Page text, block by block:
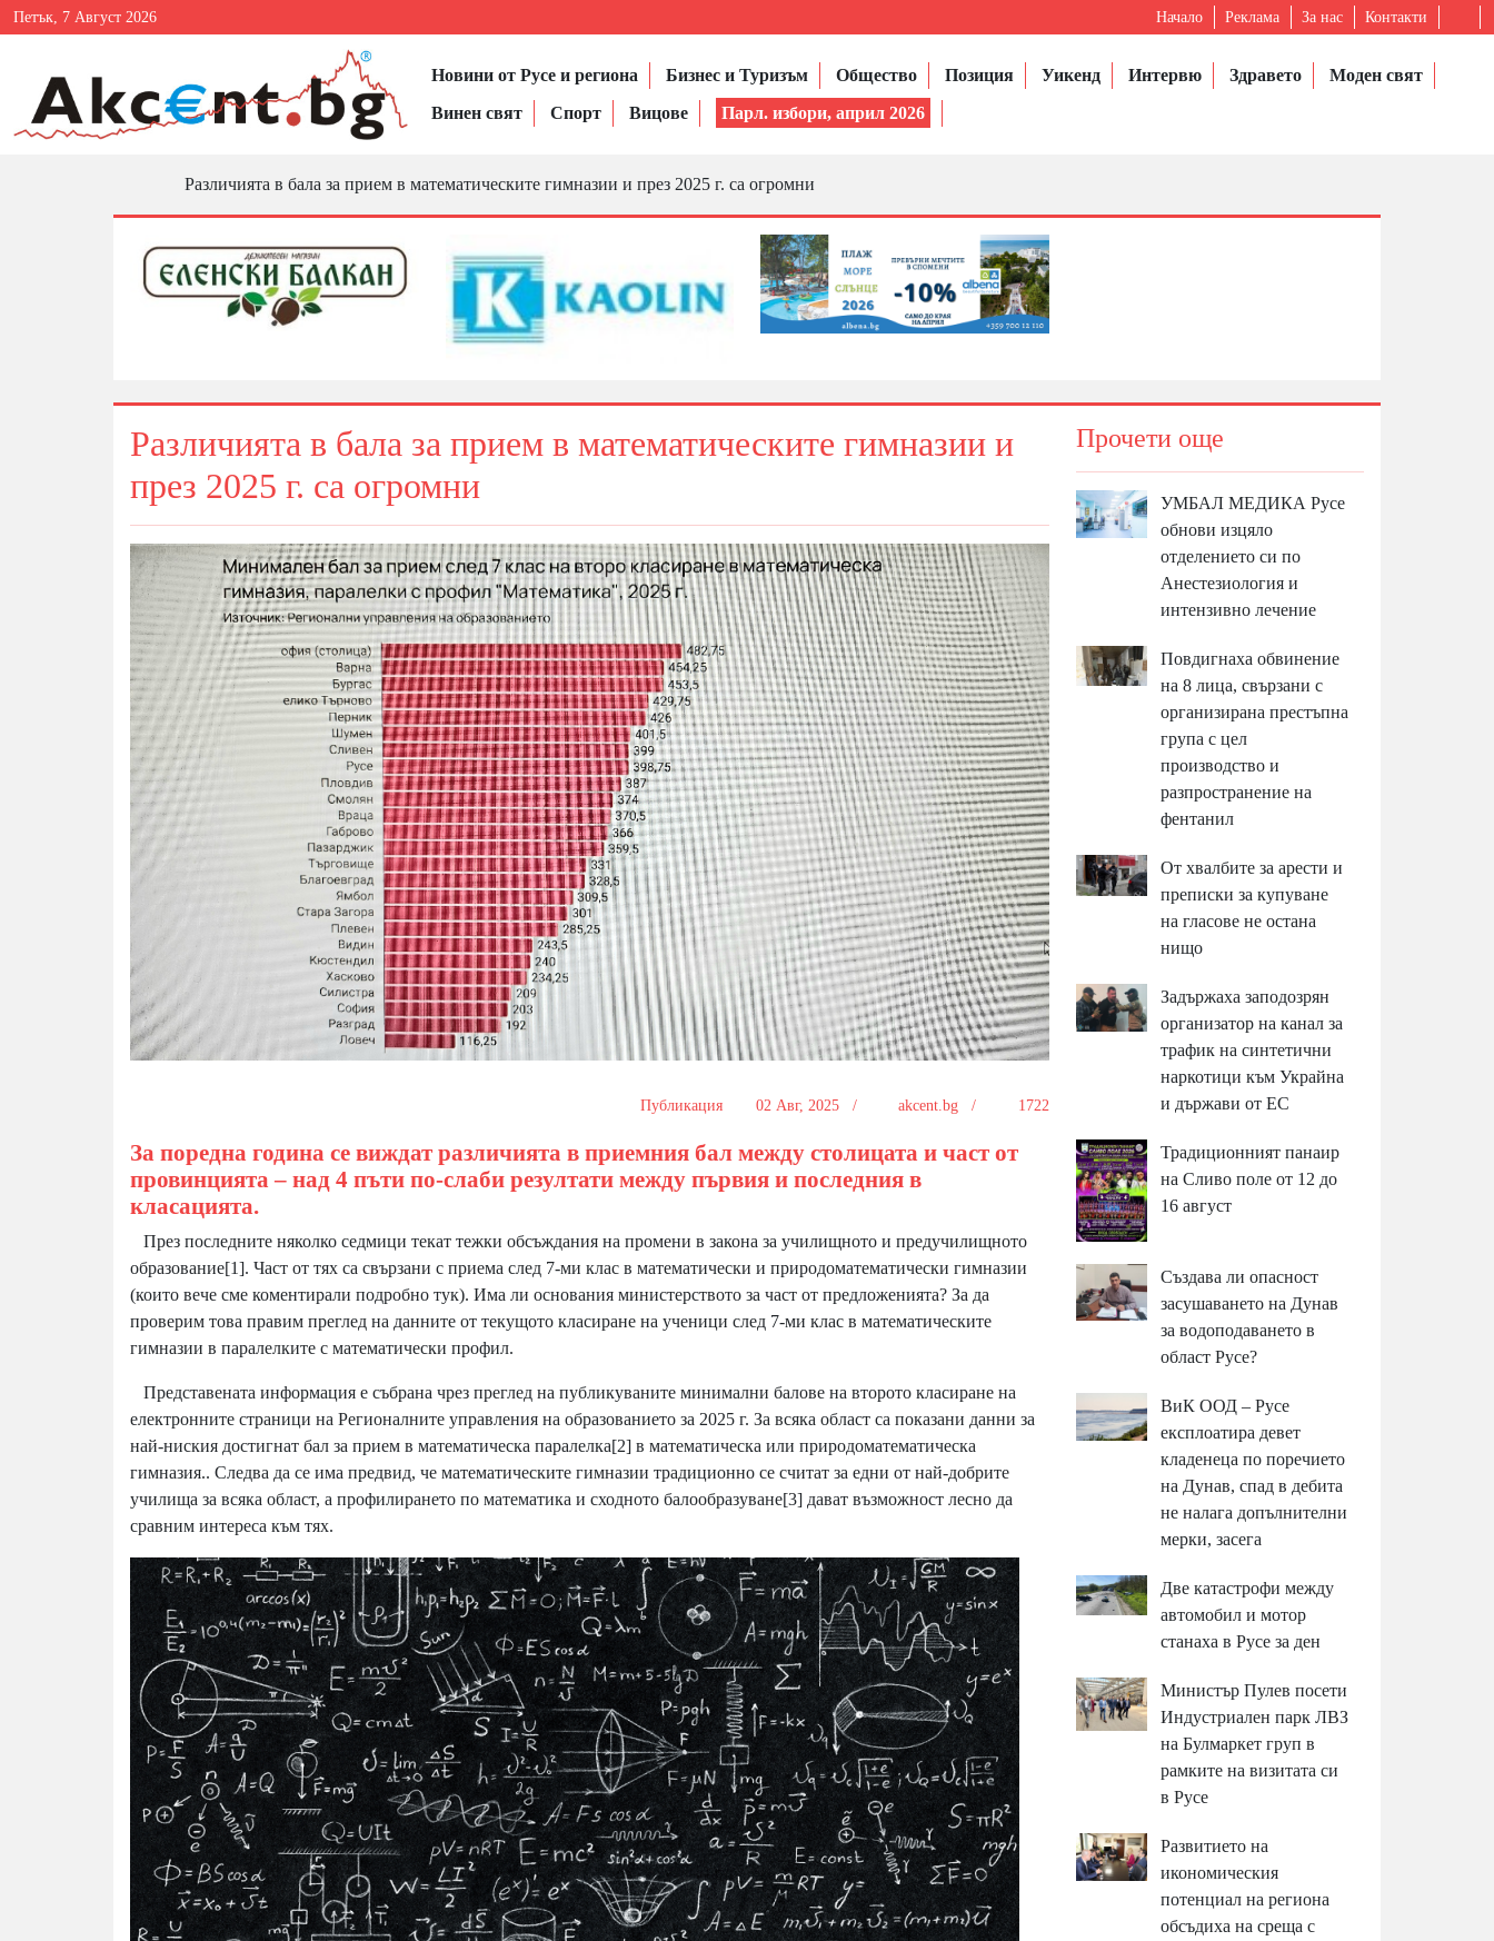
Петък, 7 Август 2026 Начало Реклама За нас Контакти
Новини от Русе и региона Бизнес и Туризъм Общество Позиция Уикенд Интервю Здравето
Моден свят
Винен свят
Спорт Вицове Парл. избори, април 2026
Различията в бала за прием в математическите гимназии и през 2025 г. са огромни
Различията в бала за прием в математическите гимназии и
през 2025 г. са огромни
Публикация 02 Авг, 2025 / akcent.bg / 1722
За поредна година се виждат различията в приемния бал между столицата и част от
провинцията – над 4 пъти по-слаби резултати между първия и последния в
класацията.
През последните няколко седмици текат тежки обсъждания на промени в закона за училищното и предучилищното
образование[1]. Част от тях са свързани с приема след 7-ми клас в математически и природоматематически гимназии
(които вече сме коментирали подробно тук). Има ли основания министерството за част от предложенията? За да
проверим това правим преглед на данните от текущото класиране на ученици след 7-ми клас в математическите
гимназии в паралелките с математически профил.
Представената информация е събрана чрез преглед на публикуваните минимални балове на второто класиране на
електронните страници на Регионалните управления на образованието за 2025 г. За всяка област са показани данни за
най-ниския достигнат бал за прием в математическа паралелка[2] в математическа или природоматематическа
гимназия.. Следва да се има предвид, че математическите гимназии традиционно се считат за едни от най-добрите
училища за всяка област, а профилирането по математика и сходното балообразуване[3] дават възможност лесно да
сравним интереса към тях.
Прочети още
УМБАЛ МЕДИКА Русе
обнови изцяло
отделението си по
Анестезиология и
интензивно лечение
Повдигнаха обвинение
на 8 лица, свързани с
организирана престъпна
група с цел
производство и
разпространение на
фентанил
От хвалбите за арести и
преписки за купуване
на гласове не остана
нищо
Задържаха заподозрян
организатор на канал за
трафик на синтетични
наркотици към Украйна
и държави от ЕС
Традиционният панаир
на Сливо поле от 12 до
16 август
Създава ли опасност
засушаването на Дунав
за водоподаването в
област Русе?
ВиК ООД – Русе
експлоатира девет
кладенеца по поречието
на Дунав, спад в дебита
не налага допълнителни
мерки, засега
Две катастрофи между
автомобил и мотор
станаха в Русе за ден
Министър Пулев посети
Индустриален парк ЛВЗ
на Булмаркет груп в
рамките на визитата си
в Русе
Развитието на
икономическия
потенциал на региона
обсъдиха на среща с